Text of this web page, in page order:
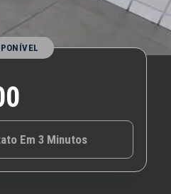
Em 3 Minutos